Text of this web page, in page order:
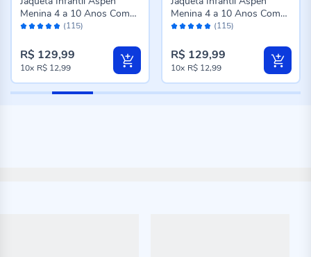
Avaliação: (115)
Menina 4 a 10 Anos Com
Capuz Marmelada Rosa
R$ 129,99
10x R$ 12,99
Avaliação: (115)
Menina 4 a 10 Anos Com
Capuz Marmelada Lilas
R$ 129,99
10x R$ 12,99